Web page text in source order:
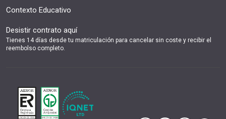
Contexto Educativo
Desistir contrato aquí
Tienes 14 días desde tu matriculación para cancelar sin coste y recibir el
reembolso completo.